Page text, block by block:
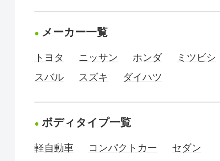
メーカー一覧
トヨタ ニッサン ホンダ
ミツビシ
スバル
スズキ ダイハツ
ボディタイプ一覧
軽自動車 コンパクトカー
セダン